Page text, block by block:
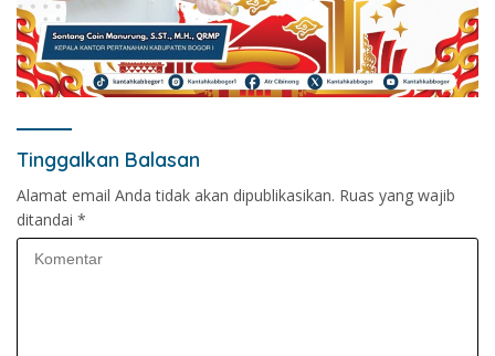
Tinggalkan Balasan
Alamat email Anda tidak akan dipublikasikan. Ruas yang wajib
ditandai *